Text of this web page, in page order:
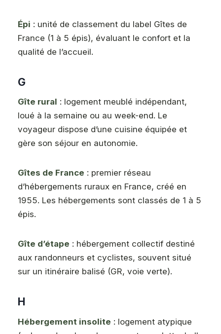
Épi : unité de classement du label Gîtes de
France (1 à 5 épis), évaluant le confort et la
qualité de l’accueil.
G
Gîte rural : logement meublé indépendant,
loué à la semaine ou au week-end. Le
voyageur dispose d’une cuisine équipée et
gère son séjour en autonomie.
Gîtes de France : premier réseau
d’hébergements ruraux en France, créé en
1955. Les hébergements sont classés de 1 à 5
épis.
Gîte d’étape : hébergement collectif destiné
aux randonneurs et cyclistes, souvent situé
sur un itinéraire balisé (GR, voie verte).
H
Hébergement insolite : logement atypique